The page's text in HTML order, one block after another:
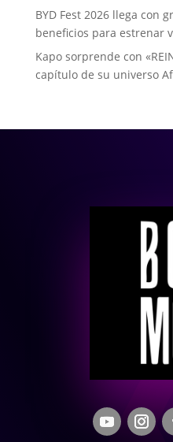
BYD Fest 2026 llega con
beneficios para estrenar
Kapo sorprende con
capítulo de su universo